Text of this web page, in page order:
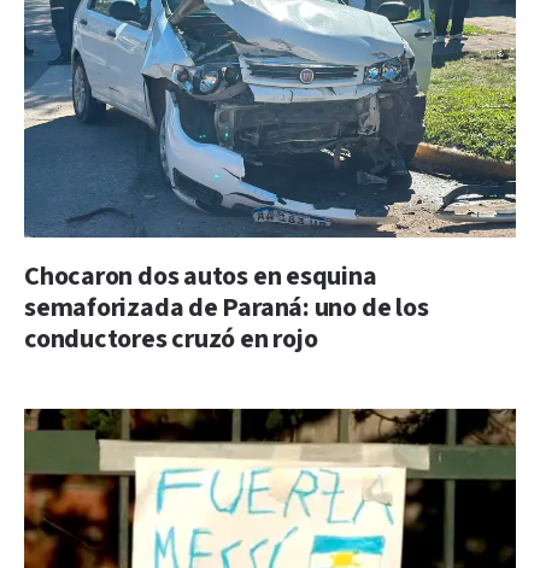
Chocaron dos autos en esquina
semaforizada de Paraná: uno de los
conductores cruzó en rojo